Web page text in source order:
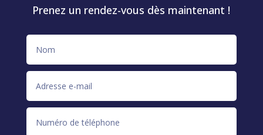
Prenez un rendez-vous dès maintenant !